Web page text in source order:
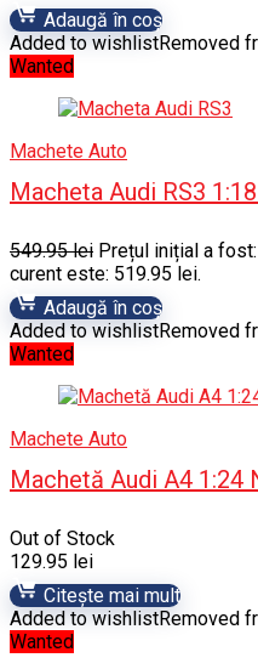
Adaugă în coș
Added to wishlistRemoved
Wanted
Machete Auto
Macheta Audi RS3
549.95lei Prețul inițial a
curent este: 519.95 lei.
Adaugă în coș
Added to wishlistRemoved
Wanted
Machete Auto
Machetă Audi A4 1:24
Out of Stock
129.95 lei
Citește mai mult
Added to wishlistRemoved
Wanted